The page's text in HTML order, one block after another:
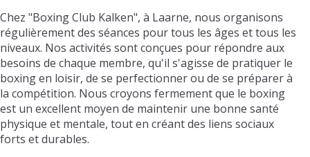
Chez "Boxing Club Kalken", à Laarne, nous organisons
régulièrement des séances pour tous les âges et tous les
niveaux. Nos activités sont conçues pour répondre aux
besoins de chaque membre, qu'il s'agisse de pratiquer le
boxing en loisir, de se perfectionner ou de se préparer à
la compétition. Nous croyons fermement que le boxing
est un excellent moyen de maintenir une bonne santé
physique et mentale, tout en créant des liens sociaux
forts et durables.